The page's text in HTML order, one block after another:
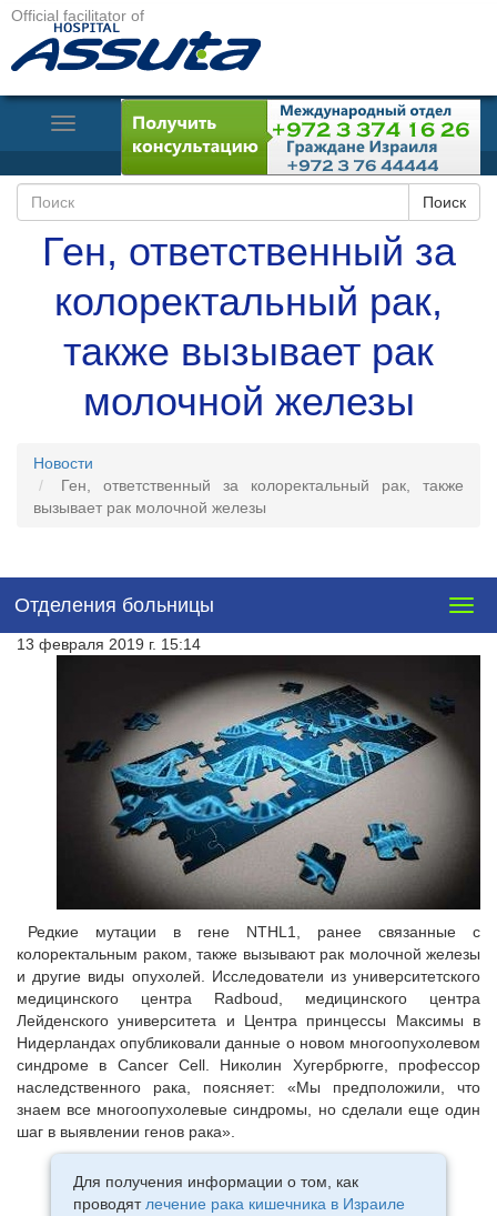
Official facilitator of
Toggle
Navigation
Ген, ответственный за
колоректальный рак,
также вызывает рак
молочной железы
Новости
Ген, ответственный за колоректальный рак, также
вызывает рак молочной железы
Отделения больницы
13 февраля 2019 г. 15:14
Редкие мутации в гене NTHL1, ранее связанные с
колоректальным раком, также вызывают рак молочной железы
и другие виды опухолей. Исследователи из университетского
медицинского центра Radboud, медицинского центра
Лейденского университета и Центра принцессы Максимы в
Нидерландах опубликовали данные о новом многоопухолевом
синдроме в Cancer Cell. Николин Хугербрюгге, профессор
наследственного рака, поясняет: «Мы предположили, что
знаем все многоопухолевые синдромы, но сделали еще один
шаг в выявлении генов рака».
Для получения информации о том, как
проводятлечение рака кишечника в Израиле